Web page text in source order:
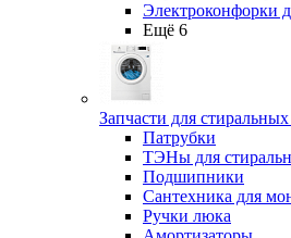
Электроконфорки
Ещё 6
Запчасти для
Патрубки
ТЭНы для
Подшипники
Сантехника для
Ручки люка